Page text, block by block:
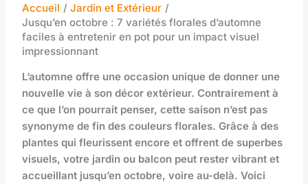
Accueil
Jardin et Extérieur
Jusqu’en octobre : 7 variétés florales d’automne
faciles à entretenir en pot pour un impact visuel
impressionnant
L’automne offre une occasion unique de donner une
nouvelle vie à son décor extérieur. Contrairement à
ce que l’on pourrait penser, cette saison n’est pas
synonyme de fin des couleurs florales. Grâce à des
plantes qui fleurissent encore et offrent de superbes
visuels, votre jardin ou balcon peut rester vibrant et
accueillant jusqu’en octobre, voire au-delà. Voici